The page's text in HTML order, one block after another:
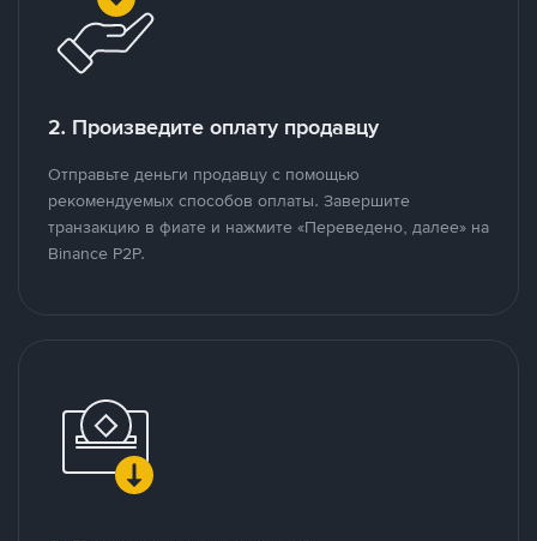
2. Произведите оплату продавцу
Отправьте деньги продавцу с помощью
рекомендуемых способов оплаты. Завершите
транзакцию в фиате и нажмите «Переведено, далее» на
Binance P2P.